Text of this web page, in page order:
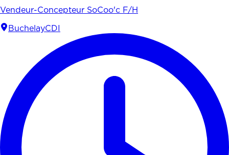
Vendeur-Concepteur SoCoo'c F/H
BuchelayCDI